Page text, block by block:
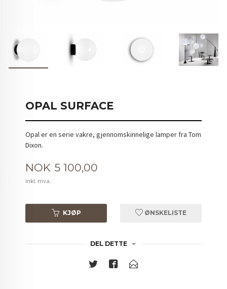
OPAL SURFACE
Opal er en serie vakre, gjennomskinnelige lamper fra Tom
Dixon.
Pris
NOK 5 100,00
inkl. mva.
KJØP ØNSKELISTE
DEL DETTE